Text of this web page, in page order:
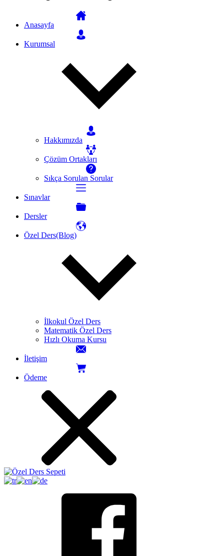
Anasayfa
Kurumsal
Hakkımızda
Çözüm Ortakları
Sıkça Sorulan Sorular
Sınavlar
Dersler
Özel Ders(Blog)
İlkokul Özel Ders
Matematik Özel Ders
Hızlı Okuma Kursu
İletişim
Ödeme